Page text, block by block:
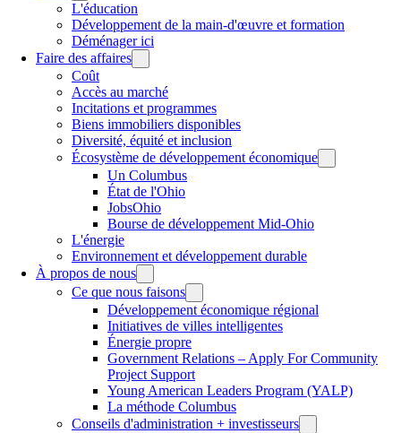
L'éducation
Développement de la main-d'œuvre et formation
Déménager ici
Faire des affaires
Coût
Accès au marché
Incitations et programmes
Biens immobiliers disponibles
Diversité, équité et inclusion
Écosystème de développement économique
Un Columbus
État de l'Ohio
JobsOhio
Bourse de développement Mid-Ohio
L'énergie
Environnement et développement durable
À propos de nous
Ce que nous faisons
Développement économique régional
Initiatives de villes intelligentes
Énergie propre
Government Relations – Apply For Community
Project Support
Young American Leaders Program (YALP)
La méthode Columbus
Conseils d'administration + investisseurs